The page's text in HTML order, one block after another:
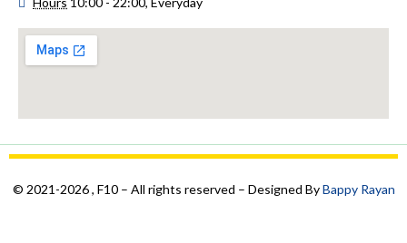
© 2021-2026 , F10 – All rights reserved – Designed ByBappy Rayan